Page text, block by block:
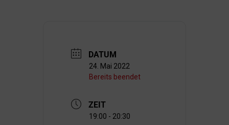
DATUM
24. Mai 2022
Bereits beendet
ZEIT
19:00 - 20:30